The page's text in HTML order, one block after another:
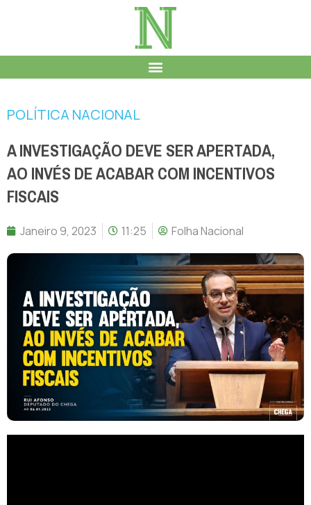
POLÍTICA NACIONAL
A INVESTIGAÇÃO DEVE SER APERTADA,
AO INVÉS DE ACABAR COM INCENTIVOS
FISCAIS
Janeiro 9, 2023 11:25 Folha Nacional